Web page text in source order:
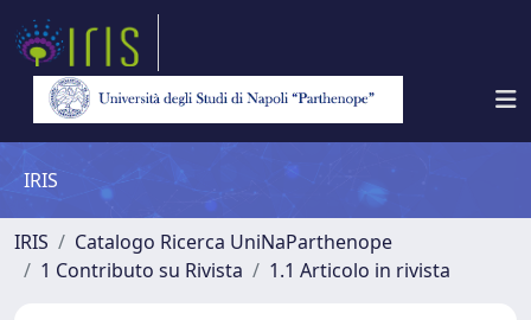
IRIS
IRIS
Catalogo Ricerca UniNaParthenope
1 Contributo su Rivista
1.1 Articolo in rivista